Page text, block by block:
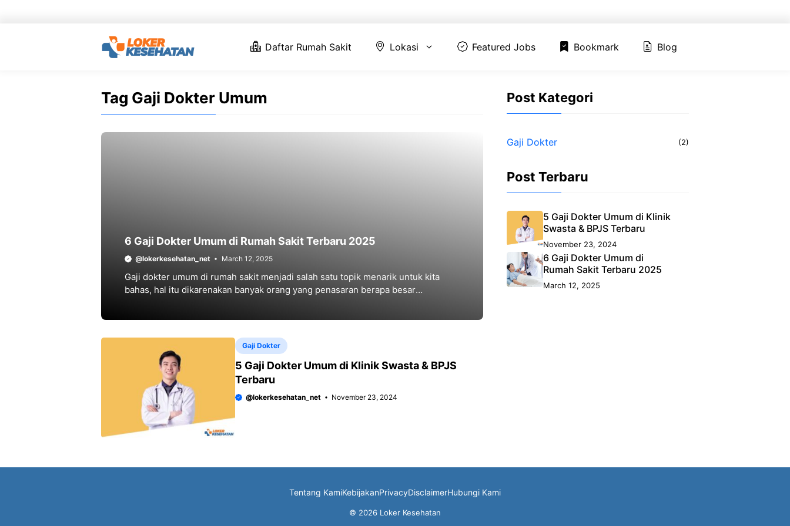
Daftar Rumah Sakit Lokasi Featured Jobs Bookmark Blog
Tag Gaji Dokter Umum
6 Gaji Dokter Umum di Rumah Sakit Terbaru 2025
@lokerkesehatan_net March 12, 2025
Gaji dokter umum di rumah sakit menjadi salah satu topik menarik untuk kita
bahas, hal itu dikarenakan banyak orang yang penasaran berapa besar
Gaji Dokter
5 Gaji Dokter Umum di Klinik Swasta & BPJS
Terbaru
@lokerkesehatan_net November 23, 2024
Post Kategori
Gaji Dokter (2)
Post Terbaru
5 Gaji Dokter Umum di Klinik
Swasta & BPJS Terbaru
November 23, 2024
6 Gaji Dokter Umum di
Rumah Sakit Terbaru 2025
March 12, 2025
Tentang KamiKebijakanPrivacyDisclaimerHubungi Kami
© 2026 Loker Kesehatan